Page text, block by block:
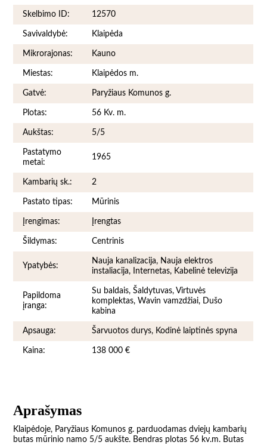
Skelbimo ID: 12570
Savivaldybė: Klaipėda
Mikrorajonas: Kauno
Miestas: Klaipėdos m.
Gatvė: Paryžiaus Komunos g.
Plotas: 56 Kv. m.
Aukštas: 5/5
Pastatymo
metai:
1965
Kambarių sk.: 2
Pastato tipas: Mūrinis
Įrengimas: Įrengtas
Šildymas: Centrinis
Ypatybės:
Nauja kanalizacija, Nauja elektros
instaliacija, Internetas, Kabelinė televizija
Papildoma
įranga:
Su baldais, Šaldytuvas, Virtuvės
komplektas, Wavin vamzdžiai, Dušo
kabina
Apsauga: Šarvuotos durys, Kodinė laiptinės spyna
Kaina: 138 000 €
Aprašymas
Klaipėdoje, Paryžiaus Komunos g. parduodamas dviejų kambarių
butas mūrinio namo 5/5 aukšte. Bendras plotas 56 kv.m. Butas